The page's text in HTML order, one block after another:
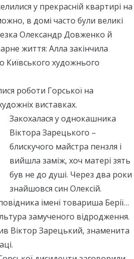
у прекрасній квартирі на
в домі часто були великі
Олександр Довженко й
життя: Алла закінчила
Київського художнього
роботи Горської на
виставках.
Закохалася у однокашника
Віктора Зарецького –
блискучого майстра пензля і
вийшла заміж, хоч матері зять
був не до душі. Через два роки
знайшовся син Олексій.
імені товариша Берії…
замученого відродження.
Віктор Зарецький, знаменита